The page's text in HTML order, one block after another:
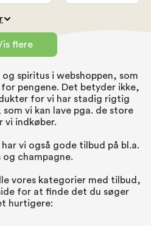
flere
spiritus i webshoppen, som
pengene. Det betyder ikke,
for vi har stadig rigtig
vi kan lave pga. de store
vi indkøber.
vi også gode tilbud på bl.a.
og champagne.
vores kategorier med tilbud,
for at finde det du søger
hurtigere: